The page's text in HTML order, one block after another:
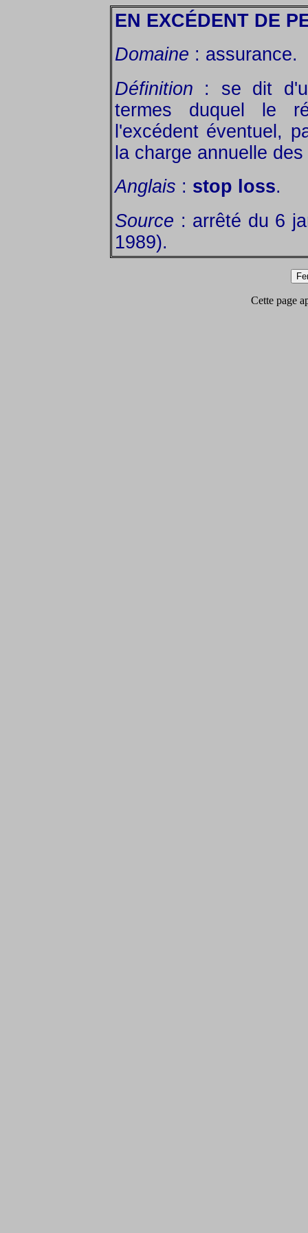
EN EXCÉDENT DE
Domaine : assurance.
Définition : se dit
termes duquel le
l'excédent éventuel,
la charge annuelle
Anglais : stop loss.
Source : arrêté du 6
1989).
Cette page